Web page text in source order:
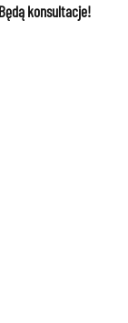
konsultacje!